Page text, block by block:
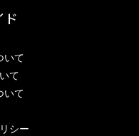
ド
いて
て
いて
シー